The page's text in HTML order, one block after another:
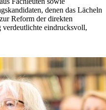
denen das Lächeln
Reform der direkten
eindrucksvoll,